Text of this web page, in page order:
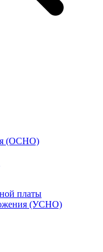
(ОСНО)
платы
(УСНО)